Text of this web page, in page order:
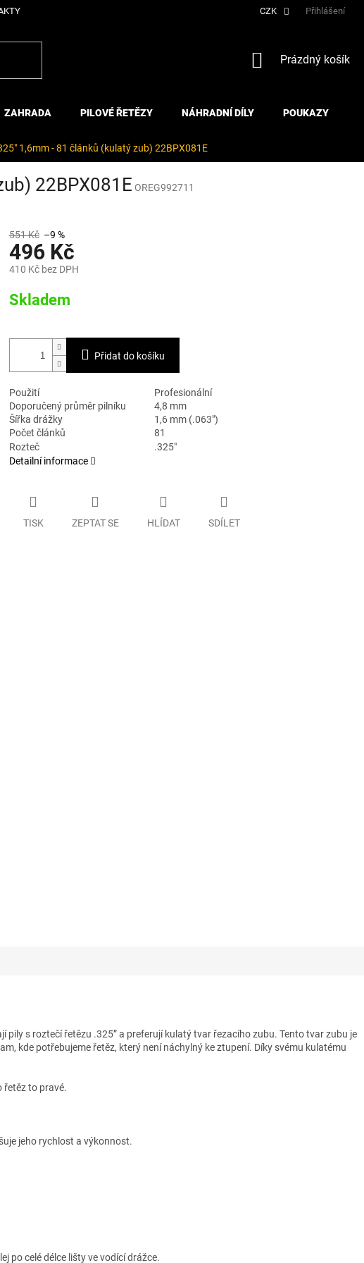
CZK Přihlášení
NÁKUPNÍ
Prázdný košík
ZAHRADA PILOVÉ ŘETĚZY NÁHRADNÍ DÍLY POUKAZY
1,6mm - 81 článků (kulatý zub) 22BPX081E
22BPX081E OREG992711
551 Kč –9 %
496 Kč
410 Kč bez DPH
cena:
Skladem
Přidat do košíku
Použití
Profesionální
Doporučený průměr pilníku
4,8 mm
Šířka drážky
1,6 mm (.063")
Počet článků
81
Rozteč
.325"
Detailní informace
TISK ZEPTAT SE HLÍDAT SDÍLET
s roztečí řetězu .325” a preferují kulatý tvar řezacího zubu. Tento tvar zubu je
kde potřebujeme řetěz, který není náchylný ke ztupení. Díky svému kulatému
řetěz to pravé.
jeho rychlost a výkonnost.
po celé délce lišty ve vodící drážce.